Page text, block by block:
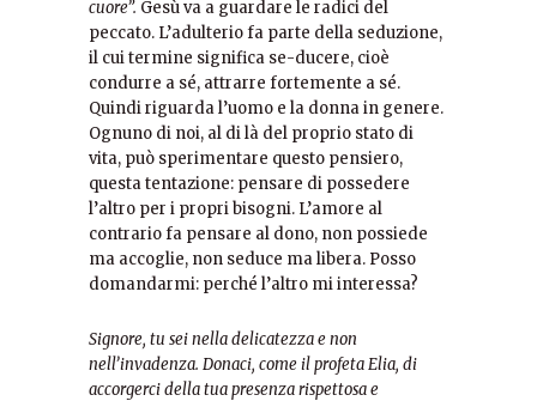
cuore”. Gesù va a guardare le radici del
peccato. L’adulterio fa parte della seduzione,
il cui termine significa se-ducere, cioè
condurre a sé, attrarre fortemente a sé.
Quindi riguarda l’uomo e la donna in genere.
Ognuno di noi, al di là del proprio stato di
vita, può sperimentare questo pensiero,
questa tentazione: pensare di possedere
l’altro per i propri bisogni. L’amore al
contrario fa pensare al dono, non possiede
ma accoglie, non seduce ma libera. Posso
domandarmi: perché l’altro mi interessa?
Signore, tu sei nella delicatezza e non
nell’invadenza. Donaci, come il profeta Elia, di
accorgerci della tua presenza rispettosa e